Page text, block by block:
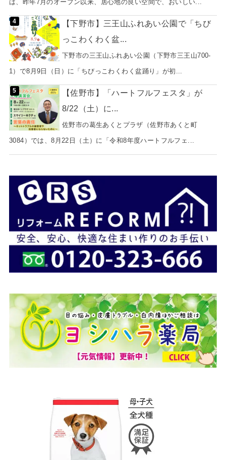
は、昨年7月のオープン以来、居心地の良い空間で、おいしい...
【下野市】三王山ふれあい公園で「ちび
っこわくわく盆...
下野市の三王山ふれあい公園（下野市三王山700-
1）で8月9日（日）に「ちびっこわくわく盆踊り」が初...
【佐野市】「ハートフルフェスタ」が
8/22（土）に...
佐野市の葛生あくとプラザ（佐野市あくと町
3084）では、8月22日（土）に「令和8年度ハートフルフェ...